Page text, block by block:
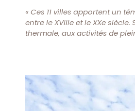
« Ces 11 villes apportent un
entre le XVIIIe et le XXe
thermale, aux activités de